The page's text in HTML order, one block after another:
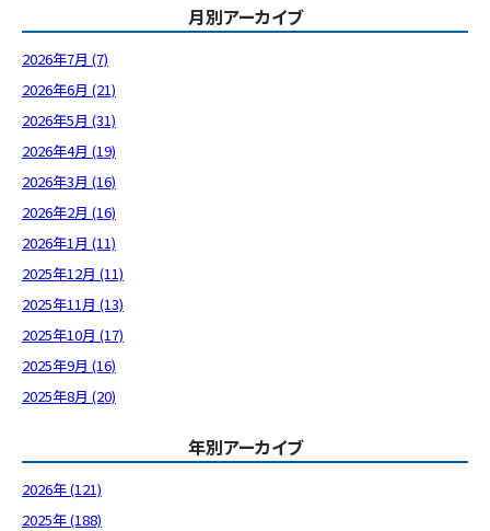
月別アーカイブ
2026年7月 (7)
2026年6月 (21)
2026年5月 (31)
2026年4月 (19)
2026年3月 (16)
2026年2月 (16)
2026年1月 (11)
2025年12月 (11)
2025年11月 (13)
2025年10月 (17)
2025年9月 (16)
2025年8月 (20)
年別アーカイブ
2026年 (121)
2025年 (188)